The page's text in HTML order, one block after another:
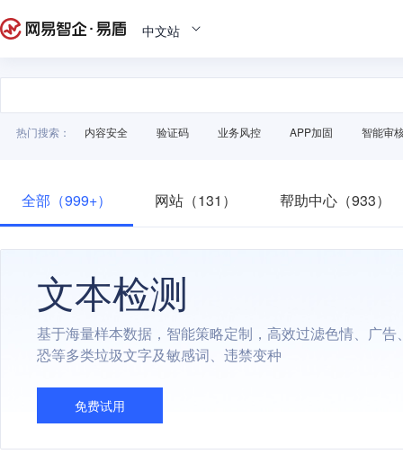
中文站
热门搜索： 内容安全 验证码 业务风控 APP加固 智能审
全部（999+） 网站（131） 帮助中心（933）
文本检测
基于海量样本数据，智能策略定制，高效过滤色情、广告
恐等多类垃圾文字及敏感词、违禁变种
免费试用